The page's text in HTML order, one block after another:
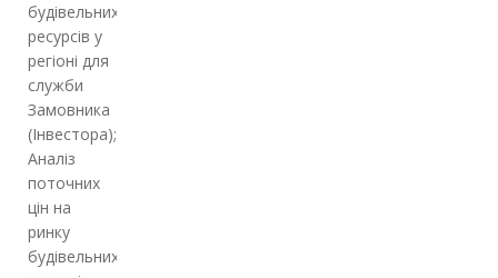
будівельних
ресурсів у
регіоні для
служби
Замовника
(Інвестора);
Аналіз
поточних
цін на
ринку
будівельних